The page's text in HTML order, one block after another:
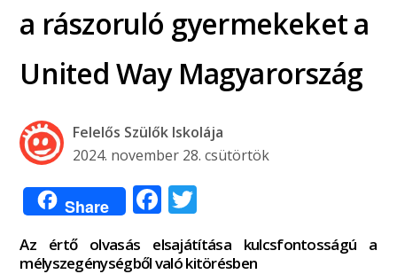
a rászoruló gyermekeket a
United Way Magyarország
Felelős Szülők Iskolája
2024. november 28. csütörtök
Share Facebook
Az értő olvasás elsajátítása kulcsfontosságú a
mélyszegénységből való kitörésben